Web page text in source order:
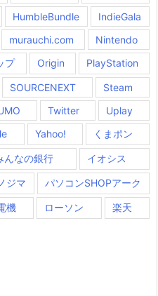
HumbleBundle
IndieGala
murauchi.com
Nintendo
プ Origin PlayStation
SOURCENEXT
Steam
Twitter
Uplay
Yahoo! くまポン
んなの銀行 イオシス
ノジマ パソコンSHOPアーク
機 ローソン 楽天